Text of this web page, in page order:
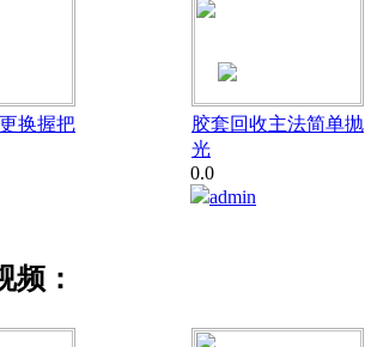
换握把
胶套回收主法简单抛
光
0.0
admin
频：